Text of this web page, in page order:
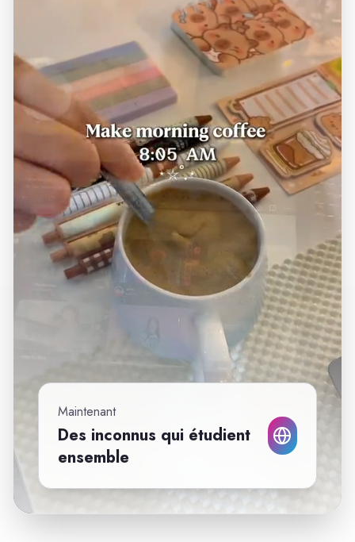
Maintenant
Des inconnus qui étudient
ensemble